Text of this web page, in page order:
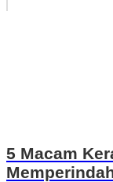
5 Macam